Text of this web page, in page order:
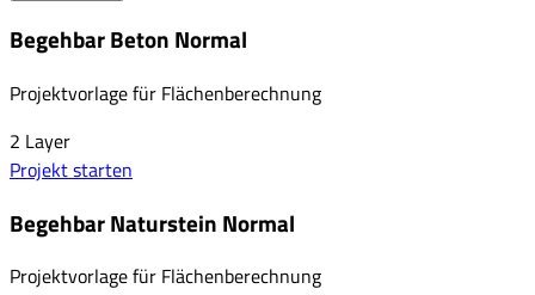
Begehbar Beton Normal
Projektvorlage für Flächenberechnung
2 Layer
Projekt starten
Begehbar Naturstein Normal
Projektvorlage für Flächenberechnung